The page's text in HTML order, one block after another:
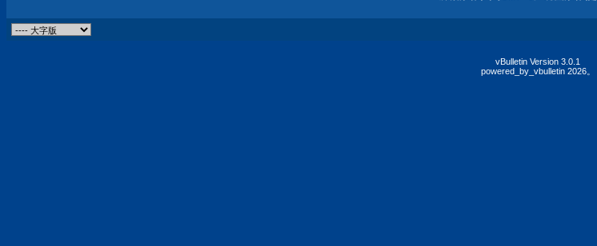
vBulletin Version 3.0.1
powered_by_vbulletin 2026。